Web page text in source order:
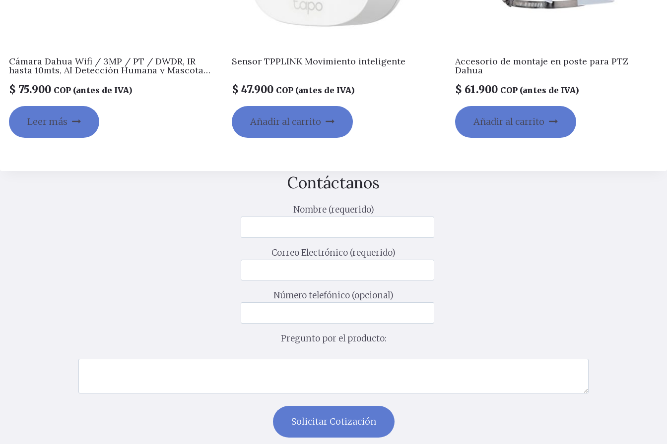
vigilancia
en
y
Cámara Dahua Wifi / 3MP / PT / DWDR, IR
hasta 10mts, AI Detección Humana y Mascotas,
Alarma por Sonido Anormal, WIFI 6, Audio
bidireccional, Soporta Micro SD hasta 256GB,
Gestión desde la App DMSS (Dahua)
$ 75.900 COP (antes de IVA)
Leer más
Sensor TPPLINK Movimiento inteligente
$ 47.900 COP (antes de IVA)
Añadir al carrito
Accesorio de montaje en poste para PTZ
Dahua
$ 61.900 COP (antes de IVA)
Añadir al carrito
Contáctanos
Nombre (requerido)
Correo Electrónico (requerido)
Número telefónico (opcional)
Pregunto por el producto: